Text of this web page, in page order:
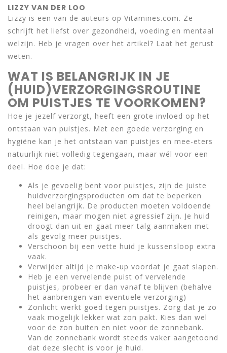
LIZZY VAN DER LOO
Lizzy is een van de auteurs op Vitamines.com. Ze
schrijft het liefst over gezondheid, voeding en mentaal
welzijn. Heb je vragen over het artikel? Laat het gerust
weten.
WAT IS BELANGRIJK IN JE
(HUID)VERZORGINGSROUTINE
OM PUISTJES TE VOORKOMEN?
Hoe je jezelf verzorgt, heeft een grote invloed op het
ontstaan van puistjes. Met een goede verzorging en
hygiëne kan je het ontstaan van puistjes en mee-eters
natuurlijk niet volledig tegengaan, maar wél voor een
deel. Hoe doe je dat:
Als je gevoelig bent voor puistjes, zijn de juiste
huidverzorgingsproducten om dat te beperken
heel belangrijk. De producten moeten voldoende
reinigen, maar mogen niet agressief zijn. Je huid
droogt dan uit en gaat meer talg aanmaken met
als gevolg meer puistjes.
Verschoon bij een vette huid je kussensloop extra
vaak.
Verwijder altijd je make-up voordat je gaat slapen.
Heb je een vervelende puist of vervelende
puistjes, probeer er dan vanaf te blijven (behalve
het aanbrengen van eventuele verzorging)
Zonlicht werkt goed tegen puistjes. Zorg dat je zo
vaak mogelijk lekker wat zon pakt. Kies dan wel
voor de zon buiten en niet voor de zonnebank.
Van de zonnebank wordt steeds vaker aangetoond
dat deze slecht is voor je huid.